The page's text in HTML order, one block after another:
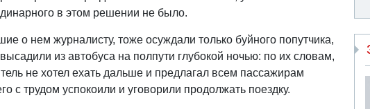
в этом решении не было.
о нем журналисту, тоже осуждали только буйного попутчика,
из автобуса на полпути глубокой ночью: по их словам,
не хотел ехать дальше и предлагал всем пассажирам
с трудом успокоили и уговорили продолжать поездку.